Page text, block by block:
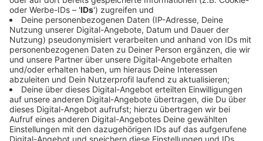
Sommer. Die coolen Beats sind eine willkommene
Abkühlung für die Ohren.
Anzeige
Wir benötigen Ihre
Zustimmung, um den YouTube
Video-Service zu laden!